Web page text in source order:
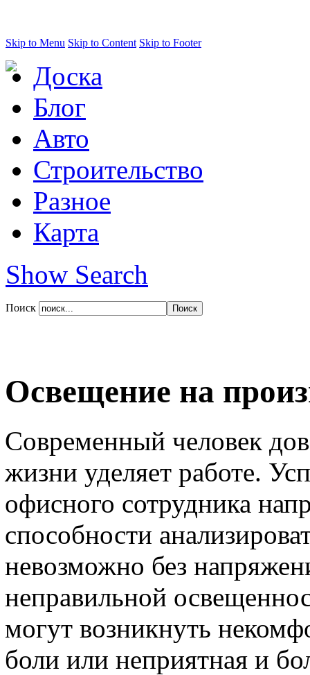
Skip to Menu Skip to Content Skip to Footer
Доска
Блог
Авто
Строительство
Разное
Карта
Show Search
Поиск
Освещение на
Современный человек
жизни уделяет работе.
офисного сотрудника
способности
невозможно без
неправильной
могут возникнуть
боли или неприятная и